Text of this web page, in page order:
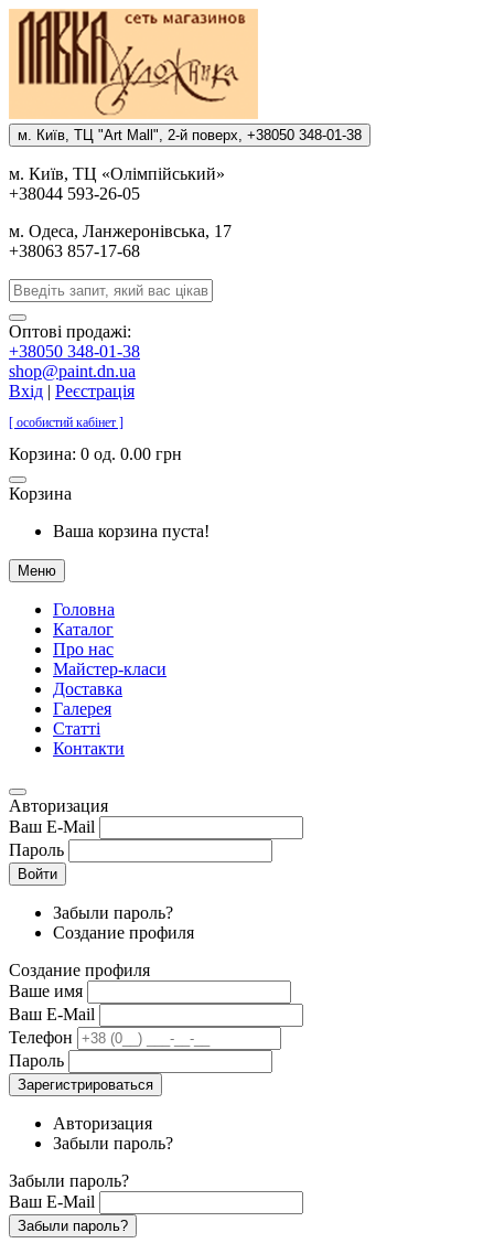
м. Киïв, ТЦ "Art Mall", 2-й поверх, +38050 348-01-38
м. Киïв, ТЦ «Олiмпiйський»
+38044 593-26-05
м. Одеса, Ланжеронiвська, 17
+38063 857-17-68
Оптові продажі:
+38050 348-01-38
shop@paint.dn.ua
Вхід | Реєстрація
[ особистий кабінет ]
Корзина: 0 од. 0.00 грн
Корзина
Ваша корзина пуста!
Меню
Головна
Каталог
Про нас
Майстер-класи
Доставка
Галерея
Статтi
Контакти
Авторизация
Ваш E-Mail
Пароль
Войти
Забыли пароль?
Создание профиля
Создание профиля
Ваше имя
Ваш E-Mail
Телефон
Пароль
Зарегистрироваться
Авторизация
Забыли пароль?
Забыли пароль?
Ваш E-Mail
Забыли пароль?